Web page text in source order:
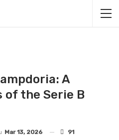
A
of the Serie B
Mar 13, 2026 91